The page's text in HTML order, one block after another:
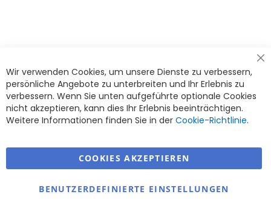
Warmex
Information
Wir verwenden Cookies, um unsere Dienste zu verbessern,
persönliche Angebote zu unterbreiten und Ihr Erlebnis zu
verbessern. Wenn Sie unten aufgeführte optionale Cookies
nicht akzeptieren, kann dies Ihr Erlebnis beeinträchtigen.
Weitere Informationen finden Sie in der Cookie-Richtlinie.
COOKIES AKZEPTIEREN
BENUTZERDEFINIERTE EINSTELLUNGEN